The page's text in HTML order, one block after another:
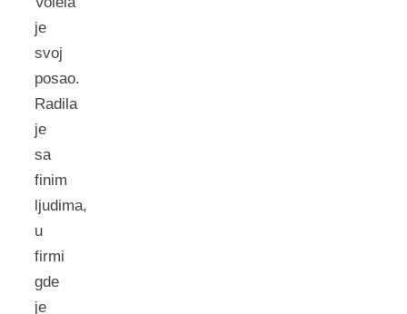
je
svoj
posao.
Radila
je
sa
finim
ljudima,
u
firmi
gde
je